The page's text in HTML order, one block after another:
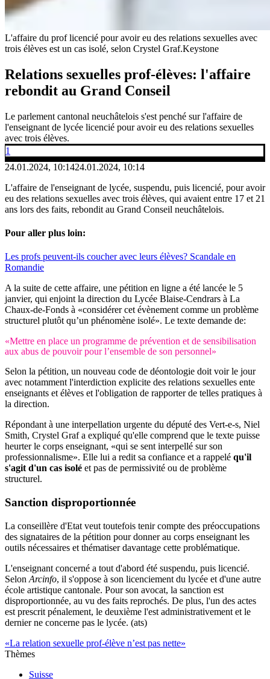
L'affaire du prof licencié pour avoir eu des relations sexuelles avec
trois élèves est un cas isolé, selon Crystel Graf.Keystone
Relations sexuelles prof-élèves: l'affaire
rebondit au Grand Conseil
Le parlement cantonal neuchâtelois s'est penché sur l'affaire de
l'enseignant de lycée licencié pour avoir eu des relations sexuelles
avec trois élèves.
1
24.01.2024, 10:1424.01.2024, 10:14
L'affaire de l'enseignant de lycée, suspendu, puis licencié, pour avoir
eu des relations sexuelles avec trois élèves, qui avaient entre 17 et 21
ans lors des faits, rebondit au Grand Conseil neuchâtelois.
Pour aller plus loin:
Les profs peuvent-ils coucher avec leurs élèves? Scandale en
Romandie
A la suite de cette affaire, une pétition en ligne a été lancée le 5
janvier, qui enjoint la direction du Lycée Blaise-Cendrars à La
Chaux-de-Fonds à «considérer cet évènement comme un problème
structurel plutôt qu’un phénomène isolé». Le texte demande de:
«Mettre en place un programme de prévention et de sensibilisation
aux abus de pouvoir pour l’ensemble de son personnel»
Selon la pétition, un nouveau code de déontologie doit voir le jour
avec notamment l'interdiction explicite des relations sexuelles ente
enseignants et élèves et l'obligation de rapporter de telles pratiques à
la direction.
Répondant à une interpellation urgente du député des Vert-e-s, Niel
Smith, Crystel Graf a expliqué qu'elle comprend que le texte puisse
heurter le corps enseignant, «qui se sent interpellé sur son
professionnalisme». Elle lui a redit sa confiance et a rappelé qu'il
s'agit d'un cas isolé et pas de permissivité ou de problème
structurel.
Sanction disproportionnée
La conseillère d'Etat veut toutefois tenir compte des préoccupations
des signataires de la pétition pour donner au corps enseignant les
outils nécessaires et thématiser davantage cette problématique.
L'enseignant concerné a tout d'abord été suspendu, puis licencié.
Selon Arcinfo, il s'oppose à son licenciement du lycée et d'une autre
école artistique cantonale. Pour son avocat, la sanction est
disproportionnée, au vu des faits reprochés. De plus, l'un des actes
est prescrit pénalement, le deuxième l'est administrativement et le
dernier ne concerne pas le lycée. (ats)
«La relation sexuelle prof-élève n’est pas nette»
Thèmes
Suisse